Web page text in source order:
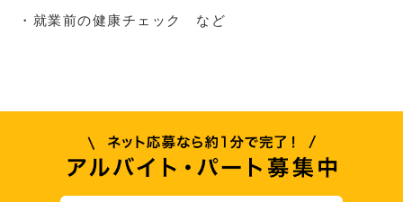
・就業前の健康チェック など